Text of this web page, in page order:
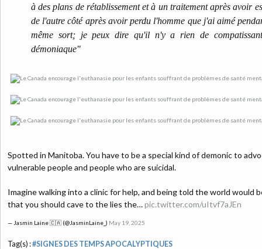
à des plans de rétablissement et à un traitement après avoir
de l'autre côté après avoir perdu l'homme que j'ai aimé
même sort; je peux dire qu'il n'y a rien de compatissant
démoniaque"
Spotted in Manitoba. You have to be a special kind of demonic to
vulnerable people and people who are suicidal.
Imagine walking into a clinic for help, and being told the world
that you should cave to the lies the…pic.twitter.com/uItvf7aJEn
— Jasmin Laine 🇨🇦 (@JasminLaine_) May 19, 2025
Tag(s) :#SIGNES DES TEMPS APOCALYPTIQUES